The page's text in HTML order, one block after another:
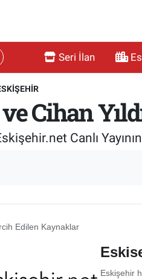
Seri İlan
Cihan
Canlı
Edilen Kaynaklar
Eskişehir
Haritası
Fikstür